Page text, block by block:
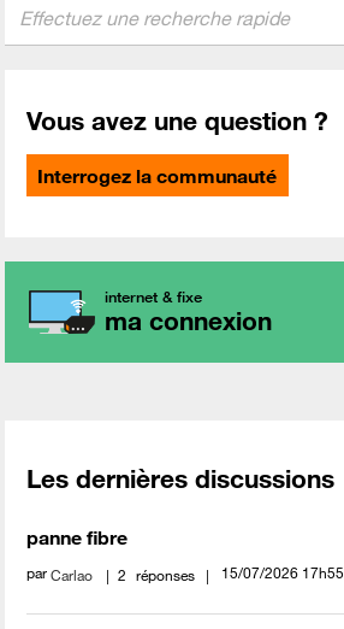
Vous avez une question ?
Interrogez la communauté
internet & fixe
ma connexion
Les dernières discussions
panne fibre
parCarlao 2 réponses ‎15/07/2026 17h55